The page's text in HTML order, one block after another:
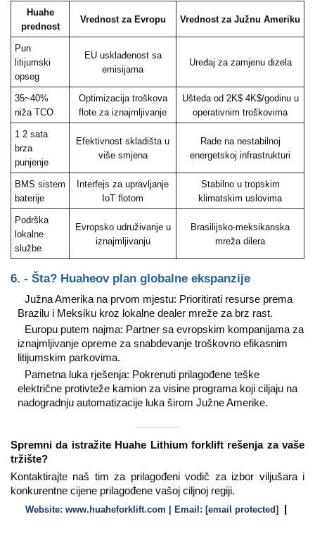
Huahe
prednost
Vrednost za Evropu Vrednost za Južnu Ameriku
Pun
litijumski
opseg
EU usklađenost sa
emisijama
Uređaj za zamjenu dizela
35~40%
niža TCO
Optimizacija troškova
flote za iznajmljivanje
Ušteda od 2K$ 4K$/godinu u
operativnim troškovima
1 2 sata
brza
punjenje
Efektivnost skladišta u
više smjena
Rade na nestabilnoj
energetskoj infrastrukturi
BMS sistem
baterije
Interfejs za upravljanje
IoT flotom
Stabilno u tropskim
klimatskim uslovima
Podrška
lokalne
službe
Evropsko udruživanje u
iznajmljivanju
Brasilijsko-meksikanska
mreža dilera
6. - Šta? Huaheov plan globalne ekspanzije
Južna Amerika na prvom mjestu: Prioritirati resurse prema
Brazilu i Meksiku kroz lokalne dealer mreže za brz rast.
Europu putem najma: Partner sa evropskim kompanijama za
iznajmljivanje opreme za snabdevanje troškovno efikasnim
litijumskim parkovima.
Pametna luka rješenja: Pokrenuti prilagođene teške
električne protivteže kamion za visine programa koji ciljaju na
nadogradnju automatizacije luka širom Južne Amerike.
───────
Spremni da istražite Huahe Lithium forklift rešenja za vaše
tržište?
Kontaktirajte naš tim za prilagođeni vodič za izbor viljušara i
konkurentne cijene prilagođene vašoj ciljnoj regiji.
Website: www.huaheforklift.com | Email: [email protected]